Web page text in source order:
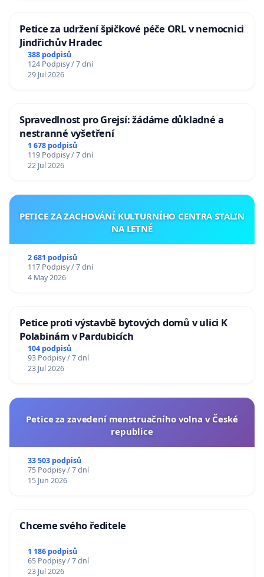
Petice za udržení špičkové péče ORL v nemocnici
Jindřichův Hradec
388 podpisů
124 Podpisy / 7 dní
29 Jul 2026
Spravedlnost pro Grejsí: žádáme důkladné a
nestranné vyšetření
1 678 podpisů
119 Podpisy / 7 dní
22 Jul 2026
PETICE ZA ZACHOVÁNÍ KULTURNÍHO CENTRA STALIN
NA LETNÉ
2 681 podpisů
117 Podpisy / 7 dní
4 May 2026
Petice proti výstavbě bytových domů v ulici K
Polabinám v Pardubicích
104 podpisů
93 Podpisy / 7 dní
23 Jul 2026
Petice za zavedení menstruačního volna v České
republice
33 503 podpisů
75 Podpisy / 7 dní
15 Jun 2026
Chceme svého ředitele
1 186 podpisů
65 Podpisy / 7 dní
23 Jul 2026